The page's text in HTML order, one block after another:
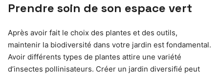
Prendre soin de son espace vert
Après avoir fait le choix des plantes et des outils,
maintenir la biodiversité dans votre jardin est fondamental.
Avoir différents types de plantes attire une variété
d’insectes pollinisateurs. Créer un jardin diversifié peut